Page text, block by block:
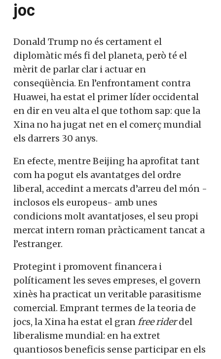
joc
Donald Trump no és certament el
diplomàtic més fi del planeta, però té el
mèrit de parlar clar i actuar en
conseqüència. En l’enfrontament contra
Huawei, ha estat el primer líder occidental
en dir en veu alta el que tothom sap: que la
Xina no ha jugat net en el comerç mundial
els darrers 30 anys.
En efecte, mentre Beijing ha aprofitat tant
com ha pogut els avantatges del ordre
liberal, accedint a mercats d’arreu del món -
inclosos els europeus- amb unes
condicions molt avantatjoses, el seu propi
mercat intern roman pràcticament tancat a
l’estranger.
Protegint i promovent financera i
políticament les seves empreses, el govern
xinès ha practicat un veritable parasitisme
comercial. Emprant termes de la teoria de
jocs, la Xina ha estat el granfree riderdel
liberalisme mundial: en ha extret
quantiosos beneficis sense participar en els